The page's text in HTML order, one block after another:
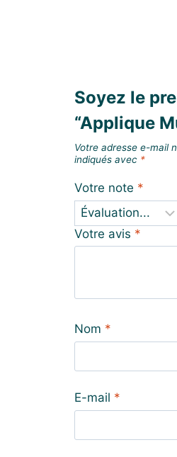
Soyez le
“Applique
Votre adresse e-mail
indiqués avec *
Votre note *
Votre avis *
Nom *
E-mail *